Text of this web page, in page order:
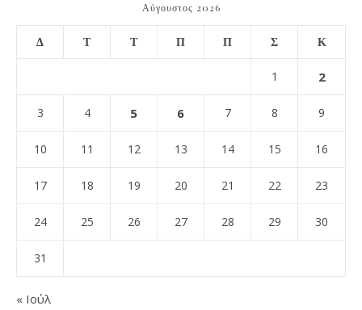
Αύγουστος 2026
Δ Τ Τ Π Π Σ Κ
1 2
3 4 5 6 7 8 9
10 11 12 13 14 15 16
17 18 19 20 21 22 23
24 25 26 27 28 29 30
31
« Ιούλ